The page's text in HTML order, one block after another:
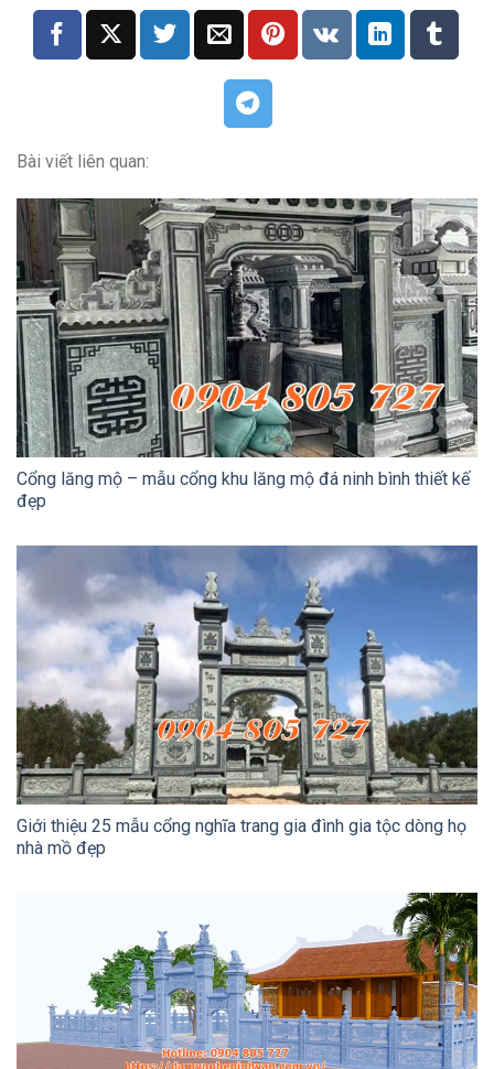
Bài viết liên quan:
Cổng lăng mộ – mẫu cổng khu lăng mộ đá ninh bình thiết kế
đẹp
Giới thiệu 25 mẫu cổng nghĩa trang gia đình gia tộc dòng họ
nhà mồ đẹp